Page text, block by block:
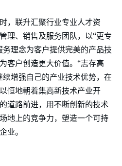
，联升汇聚行业专业人才资
理、销售及服务团队，以“更专
理念为客户提供完美的产品技
客户创造更大价值。“志存高
增强自己的产业技术优势，在
恒地朝着集高新技术产业开
道路前进，用不断创新的技术
地上的竞争力，塑造一个可持
业。